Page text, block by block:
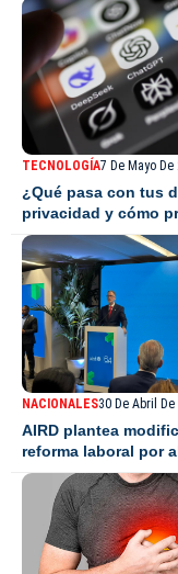
TECNOLOGÍA7 De Mayo De
¿Qué pasa con tus
privacidad y cómo
NACIONALES30 De Abril De
AIRD plantea
reforma laboral por